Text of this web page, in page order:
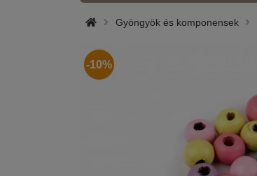
Gyöngyök és komponensek
-10%